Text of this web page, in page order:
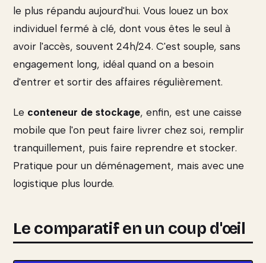
le plus répandu aujourd'hui. Vous louez un box
individuel fermé à clé, dont vous êtes le seul à
avoir l'accès, souvent 24h/24. C'est souple, sans
engagement long, idéal quand on a besoin
d'entrer et sortir des affaires régulièrement.
Le conteneur de stockage, enfin, est une caisse
mobile que l'on peut faire livrer chez soi, remplir
tranquillement, puis faire reprendre et stocker.
Pratique pour un déménagement, mais avec une
logistique plus lourde.
Le comparatif en un coup d'œil